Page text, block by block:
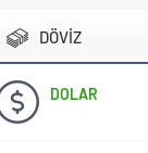
DÖVİZ
DOLAR